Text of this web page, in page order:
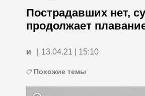
Пострадавших нет,
продолжает
и 13.04.21 | 15:10
Похожие темы